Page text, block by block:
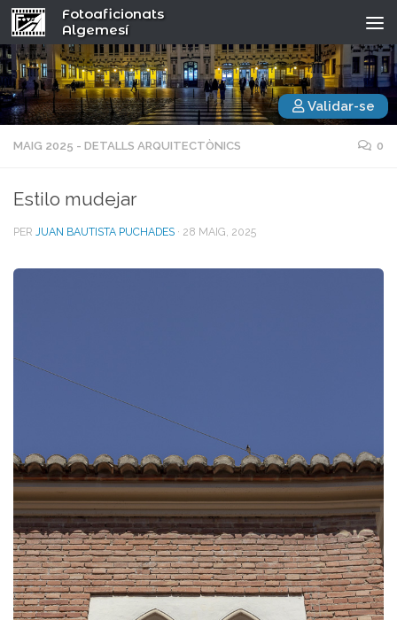
Fotoaficionats
Algemesí
Validar-se
MAIG 2025 - DETALLS ARQUITECTÒNICS 0
Estilo mudejar
PER JUAN BAUTISTA PUCHADES · 28 MAIG, 2025